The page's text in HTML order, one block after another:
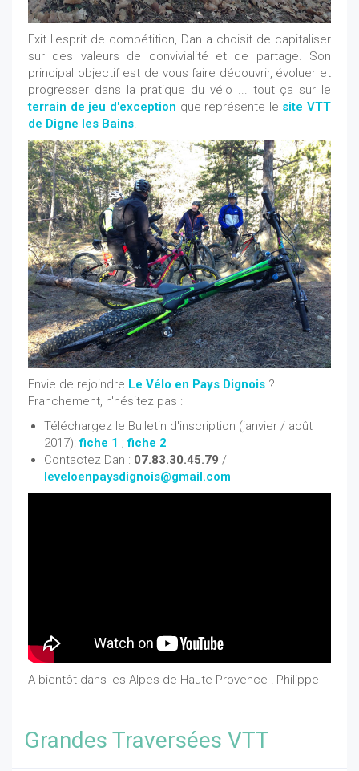
Exit l'esprit de compétition, Dan a choisit de capitaliser
sur des valeurs de convivialité et de partage. Son
principal objectif est de vous faire découvrir, évoluer et
progresser dans la pratique du vélo ... tout ça sur le
terrain de jeu d'exception que représente le site VTT
de Digne les Bains.
Envie de rejoindre Le Vélo en Pays Dignois ?
Franchement, n'hésitez pas :
Téléchargez le Bulletin d'inscription (janvier / août
2017):fiche 1 ;fiche 2
Contactez Dan : 07.83.30.45.79 /
leveloenpaysdignois@gmail.com
A bientôt dans les Alpes de Haute-Provence ! Philippe
Grandes Traversées VTT